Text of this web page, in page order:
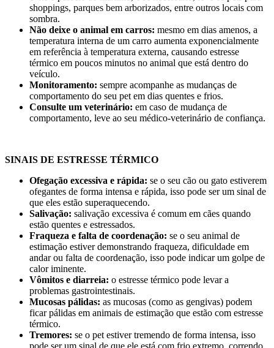
shoppings, parques bem arborizados, entre outros locais com
sombra.
Não deixe o animal em carros: mesmo em dias amenos, a
temperatura interna de um carro aumenta exponencialmente
em referência à temperatura externa, causando estresse
térmico em poucos minutos no animal que está dentro do
veículo.
Monitoramento: sempre acompanhe as mudanças de
comportamento do seu pet em dias quentes e frios.
Consulte um veterinário: em caso de mudança de
comportamento, leve ao seu médico-veterinário de confiança.
SINAIS DE ESTRESSE TÉRMICO
Ofegação excessiva e rápida: se o seu cão ou gato estiverem
ofegantes de forma intensa e rápida, isso pode ser um sinal de
que eles estão superaquecendo.
Salivação: salivação excessiva é comum em cães quando
estão quentes e estressados.
Fraqueza e falta de coordenação: se o seu animal de
estimação estiver demonstrando fraqueza, dificuldade em
andar ou falta de coordenação, isso pode indicar um golpe de
calor iminente.
Vômitos e diarreia: o estresse térmico pode levar a
problemas gastrointestinais.
Mucosas pálidas: as mucosas (como as gengivas) podem
ficar pálidas em animais de estimação que estão com estresse
térmico.
Tremores: se o pet estiver tremendo de forma intensa, isso
pode ser um sinal de que ele está com frio extremo, correndo